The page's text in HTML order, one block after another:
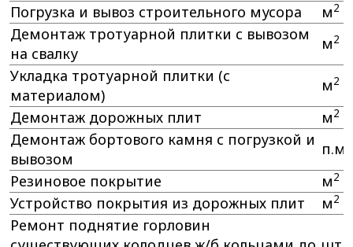
Погрузка и вывоз строительного мусора м2
Демонтаж тротуарной плитки с вывозом
на свалку
м2
Укладка тротуарной плитки (с
материалом)
м2
Демонтаж дорожных плит м2
Демонтаж бортового камня с погрузкой и
вывозом
п.м.
Резиновое покрытие
м2
Устройство покрытия из дорожных плит м2
Ремонт поднятие горловин